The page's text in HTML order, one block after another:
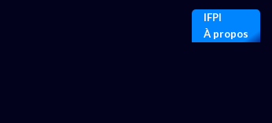
IFPI
À propos